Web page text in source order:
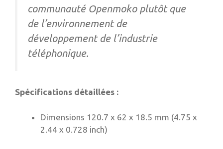
communauté Openmoko plutôt que
de l’environnement de
développement de l’industrie
téléphonique.
Spécifications détaillées :
Dimensions 120.7 x 62 x 18.5 mm (4.75 x
2.44 x 0.728 inch)